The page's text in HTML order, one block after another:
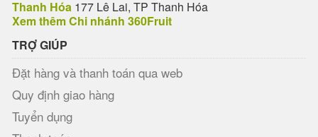
Thanh Hóa 177 Lê Lai, TP Thanh Hóa
Xem thêm Chi nhánh 360Fruit
TRỢ GIÚP
Đặt hàng và thanh toán qua web
Quy định giao hàng
Tuyển dụng